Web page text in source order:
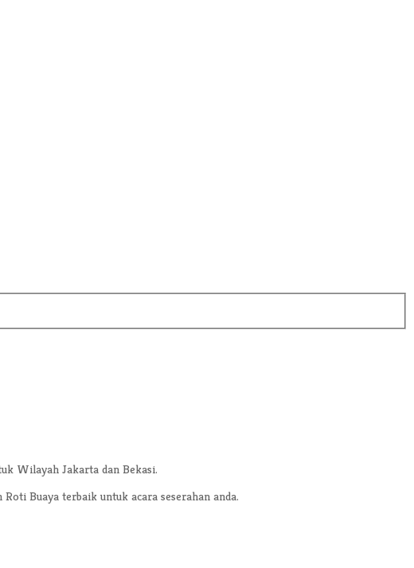
Wilayah Jakarta dan Bekasi.
Buaya terbaik untuk acara seserahan anda.